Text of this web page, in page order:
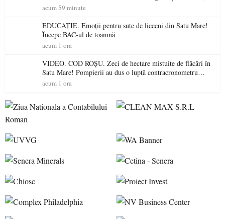
sancționate pentru nereguli
acum 59 minute
EDUCAȚIE. Emoții pentru sute de liceeni din Satu Mare!
Începe BAC-ul de toamnă
acum 1 ora
VIDEO. COD ROȘU. Zeci de hectare mistuite de flăcări în
Satu Mare! Pompierii au dus o luptă contracronometru
pentru a salva o pădure de la dezastru
acum 1 ora